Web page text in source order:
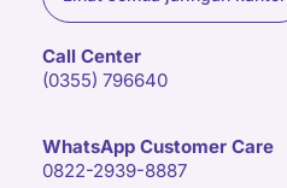
Call Center
(0355) 796640
WhatsApp Customer Care
0822-2939-8887